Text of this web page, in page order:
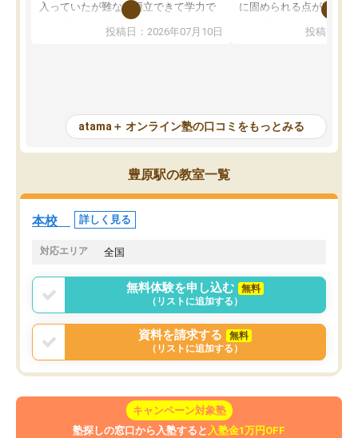
入っていたが難なく両立できて学力で
も部活でも結果を残すことができてよ
かった。また問題演習の際に、自分が
が、自分で自分の管理ができない人に
とっては難しい部分もあるのではない
かと思った。
投稿日：2026年07月10日
に固められる点が魅力で
項目のおかげで、手軽
元数が可視化されるので
しながら意欲的に取り組
常に効果を実感している
すめできる塾です。
投稿日：
atama＋ オンライン塾の口コミをもっとみる
豊原駅の教室一覧
本校 詳しく見る
対応エリア 全国
無料体験を申し込む
無料
（リストに追加する）
資料を請求する
無料
（リストに追加する）
キャンペーン対象塾
塾探しの窓口から入塾すると 入塾金1万円OFF